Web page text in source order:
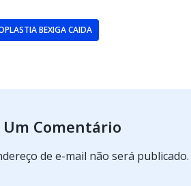
BEXIGA CAIDA
Um Comentário
de e-mail não será publicado.